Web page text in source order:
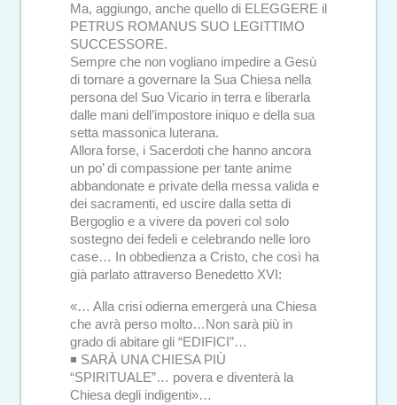
Ma, aggiungo, anche quello di ELEGGERE il
PETRUS ROMANUS SUO LEGITTIMO
SUCCESSORE.
Sempre che non vogliano impedire a Gesù
di tornare a governare la Sua Chiesa nella
persona del Suo Vicario in terra e liberarla
dalle mani dell’impostore iniquo e della sua
setta massonica luterana.
Allora forse, i Sacerdoti che hanno ancora
un po’ di compassione per tante anime
abbandonate e private della messa valida e
dei sacramenti, ed uscire dalla setta di
Bergoglio e a vivere da poveri col solo
sostegno dei fedeli e celebrando nelle loro
case… In obbedienza a Cristo, che così ha
già parlato attraverso Benedetto XVI:
«… Alla crisi odierna emergerà una Chiesa
che avrà perso molto…Non sarà più in
grado di abitare gli “EDIFICI”…
◾ SARÀ UNA CHIESA PIÙ
“SPIRITUALE”… povera e diventerà la
Chiesa degli indigenti»…